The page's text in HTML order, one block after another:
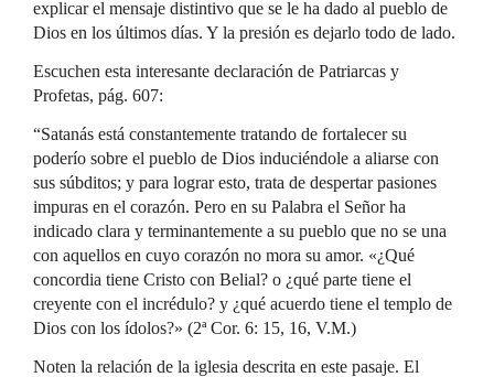
explicar el mensaje distintivo que se le ha dado al pueblo de
Dios en los últimos días. Y la presión es dejarlo todo de lado.
Escuchen esta interesante declaración de Patriarcas y
Profetas, pág. 607:
“Satanás está constantemente tratando de fortalecer su
poderío sobre el pueblo de Dios induciéndole a aliarse con
sus súbditos; y para lograr esto, trata de despertar pasiones
impuras en el corazón. Pero en su Palabra el Señor ha
indicado clara y terminantemente a su pueblo que no se una
con aquellos en cuyo corazón no mora su amor. «¿Qué
concordia tiene Cristo con Belial? o ¿qué parte tiene el
creyente con el incrédulo? y ¿qué acuerdo tiene el templo de
Dios con los ídolos?» (2ª Cor. 6: 15, 16, V.M.)
Noten la relación de la iglesia descrita en este pasaje. El